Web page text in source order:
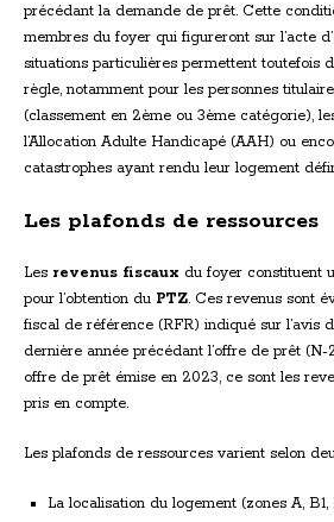
précédant la demande de prêt. Cette
membres du foyer qui figureront sur l’acte
situations particulières permettent toutefois
règle, notamment pour les personnes
(classement en 2ème ou 3ème catégorie),
l’Allocation Adulte Handicapé (AAH) ou
catastrophes ayant rendu leur logement
Les plafonds de ressources
Les revenus fiscaux du foyer constituent
pour l’obtention du PTZ. Ces revenus sont
fiscal de référence (RFR) indiqué sur l’avis
dernière année précédant l’offre de prêt (N-
offre de prêt émise en 2023, ce sont les
pris en compte.
Les plafonds de ressources varient selon
La localisation du logement (zones A,